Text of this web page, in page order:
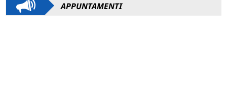
APPUNTAMENTI